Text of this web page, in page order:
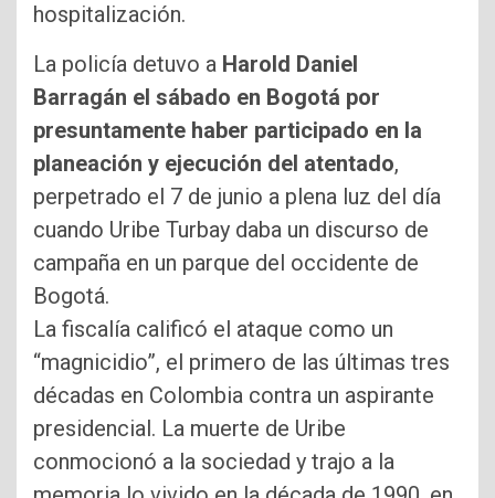
hospitalización.
La policía detuvo a Harold Daniel
Barragán el sábado en Bogotá por
presuntamente haber participado en la
planeación y ejecución del atentado,
perpetrado el 7 de junio a plena luz del día
cuando Uribe Turbay daba un discurso de
campaña en un parque del occidente de
Bogotá.
La fiscalía calificó el ataque como un
“magnicidio”, el primero de las últimas tres
décadas en Colombia contra un aspirante
presidencial. La muerte de Uribe
conmocionó a la sociedad y trajo a la